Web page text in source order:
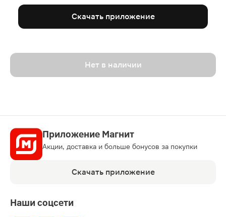
Скачать приложение
Нет в наличии
Приложение Магнит
Акции, доставка и больше бонусов за покупки
Скачать приложение
Наши соцсети